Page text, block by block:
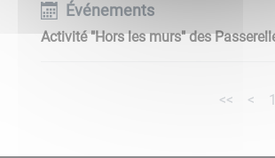
Événements
Activité "Hors les murs" des
<< < 1